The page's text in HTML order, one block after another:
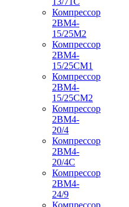
Компрессор
2ВМ4-
15/25М2
Компрессор
2ВМ4-
15/25СМ1
Компрессор
2ВМ4-
15/25СМ2
Компрессор
2ВМ4-
20/4
Компрессор
2ВМ4-
20/4С
Компрессор
2ВМ4-
24/9
Компрессор